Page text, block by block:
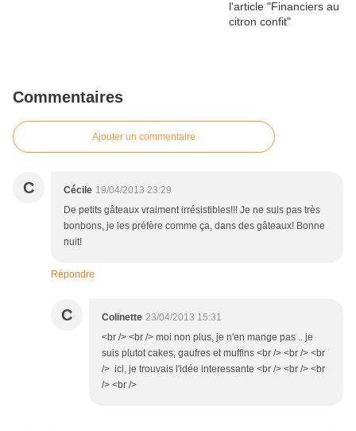
Commentaires
Ajouter un commentaire
C Cécile 19/04/2013 23:29
De petits gâteaux vraiment irrésistibles!!! Je ne suis pas très
bonbons, je les préfère comme ça, dans des gâteaux! Bonne
nuit!
Répondre
C Colinette 23/04/2013 15:31
<br /> <br /> moi non plus, je n'en mange pas .. je
suis plutot cakes, gaufres et muffins <br /> <br /> <br
/> ici, je trouvais l'idée interessante <br /> <br /> <br
/> <br />